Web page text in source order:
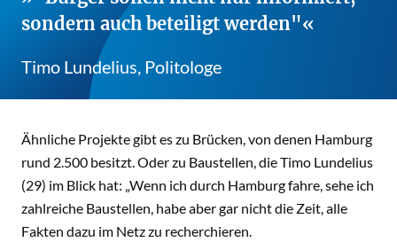
sondern auch beteiligt werden"
Timo Lundelius, Politologe
Ähnliche Projekte gibt es zu Brücken, von denen Hamburg
rund 2.500 besitzt. Oder zu Baustellen, die Timo Lundelius
(29) im Blick hat: „Wenn ich durch Hamburg fahre, sehe ich
zahlreiche Baustellen, habe aber gar nicht die Zeit, alle
Fakten dazu im Netz zu recherchieren.